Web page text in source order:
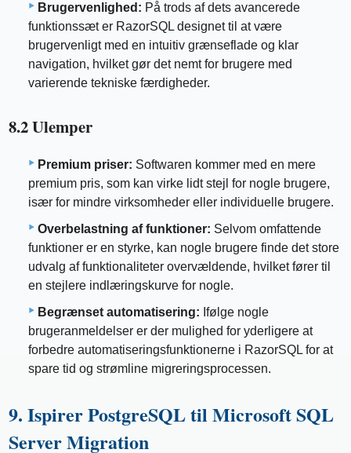
Brugervenlighed: På trods af dets avancerede
funktionssæt er RazorSQL designet til at være
brugervenligt med en intuitiv grænseflade og klar
navigation, hvilket gør det nemt for brugere med
varierende tekniske færdigheder.
8.2 Ulemper
Premium priser: Softwaren kommer med en mere
premium pris, som kan virke lidt stejl for nogle brugere,
især for mindre virksomheder eller individuelle brugere.
Overbelastning af funktioner: Selvom omfattende
funktioner er en styrke, kan nogle brugere finde det store
udvalg af funktionaliteter overvældende, hvilket fører til
en stejlere indlæringskurve for nogle.
Begrænset automatisering: Ifølge nogle
brugeranmeldelser er der mulighed for yderligere at
forbedre automatiseringsfunktionerne i RazorSQL for at
spare tid og strømline migreringsprocessen.
9. Ispirer PostgreSQL til Microsoft SQL
Server Migration